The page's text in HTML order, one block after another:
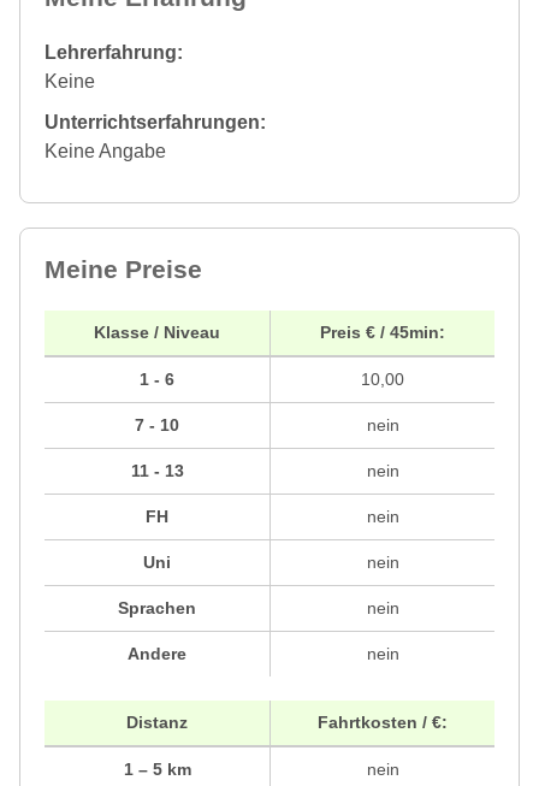
Lehrerfahrung:
Keine
Unterrichtserfahrungen:
Keine Angabe
Meine Preise
Klasse / Niveau
1 - 6
7 - 10
11 - 13
FH
Uni
Sprachen
Andere
Preis € / 45min:
10,00
nein
nein
nein
nein
nein
nein
Distanz
1 – 5 km
Fahrtkosten / €:
nein